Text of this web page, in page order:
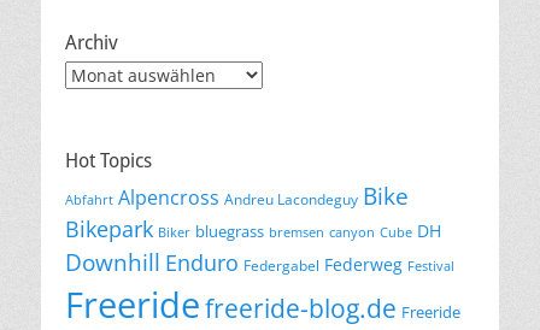
Archiv
Archiv
Hot Topics
Abfahrt Alpencross Andreu Lacondeguy Bike
Bikepark Biker bluegrass bremsen canyon Cube DH
Downhill Enduro Federgabel Federweg Festival
Freeridefreeride-blog.de Freeride